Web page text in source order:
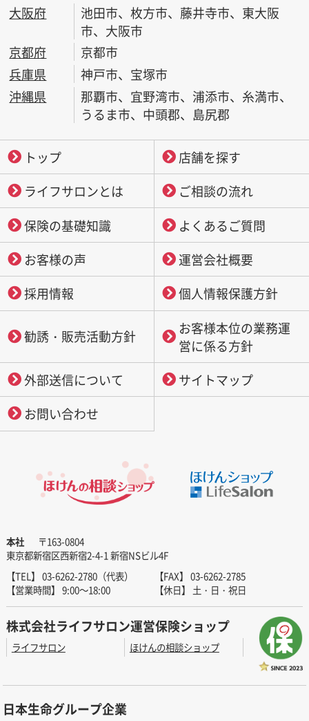
大阪府
池田市、枚方市、藤井寺市、東大阪
市、大阪市
京都府
京都市
兵庫県
神戸市、宝塚市
沖縄県
那覇市、宜野湾市、浦添市、糸満市、
うるま市、中頭郡、島尻郡
トップ
店舗を探す
ライフサロンとは
ご相談の流れ
保険の基礎知識
よくあるご質問
お客様の声
運営会社概要
採用情報
個人情報保護方針
勧誘・販売活動方針
お客様本位の業務運
営に係る方針
外部送信について
サイトマップ
お問い合わせ
本社
〒163-0804
東京都新宿区西新宿2-4-1 新宿NSビル4F
【TEL】 03-6262-2780（代表）
【FAX】 03-6262-2785
【営業時間】 9:00～18:00
【休日】 土・日・祝日
株式会社ライフサロン運営保険ショップ
ライフサロン ほけんの相談ショップ
日本生命グループ企業